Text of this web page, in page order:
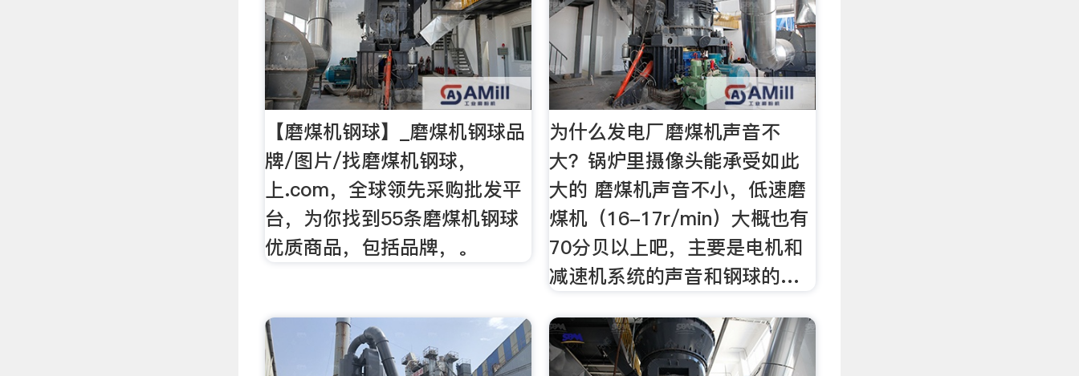
【磨煤机钢球】_磨煤机钢球品
牌/图片/找磨煤机钢球，
上.com，全球领先采购批发平
台，为你找到55条磨煤机钢球
优质商品，包括品牌，。
为什么发电厂磨煤机声音不
大？锅炉里摄像头能承受如此
大的 磨煤机声音不小，低速磨
煤机（16-17r/min）大概也有
70分贝以上吧，主要是电机和
减速机系统的声音和钢球的…